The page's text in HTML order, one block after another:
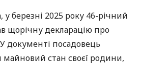
у березні 2025 року 46-річний
щорічну декларацію про
документі посадовець
стан своєї родини,